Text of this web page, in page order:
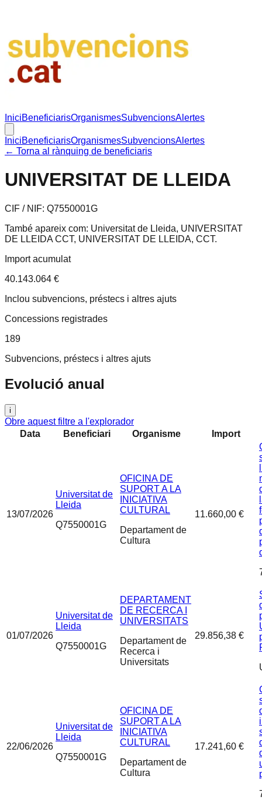
IniciBeneficiarisOrganismesSubvencionsAlertes
IniciBeneficiarisOrganismesSubvencionsAlertes
← Torna al rànquing de beneficiaris
UNIVERSITAT DE LLEIDA
CIF / NIF: Q7550001G
També apareix com: Universitat de Lleida, UNIVERSITAT
DE LLEIDA CCT, UNIVERSITAT DE LLEIDA, CCT.
Import acumulat
40.143.064 €
Inclou subvencions, préstecs i altres ajuts
Concessions registrades
189
Subvencions, préstecs i altres ajuts
Evolució anual
i
Obre aquest filtre a l'explorador
Data
Beneficiari Organisme Import
13/07/2026
Universitat de
Lleida
Q7550001G
OFICINA DE
SUPORT A LA
INICIATIVA
CULTURAL
Departament de
Cultura
11.660,00 €
01/07/2026
Universitat de
Lleida
Q7550001G
DEPARTAMENT
DE RECERCA I
UNIVERSITATS
Departament de
Recerca i
Universitats
29.856,38 €
22/06/2026
Universitat de
Lleida
Q7550001G
OFICINA DE
SUPORT A LA
INICIATIVA
CULTURAL
Departament de
Cultura
17.241,60 €